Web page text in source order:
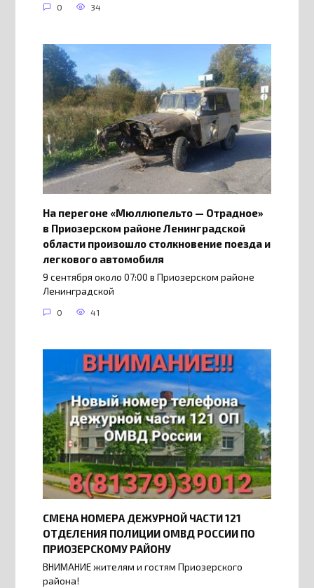
0 34
На перегоне «Мюллюпельто — Отрадное»
в Приозерском районе Ленинградской
области произошло столкновение поезда и
легкового автомобиля
9 сентября около 07:00 в Приозерском районе
Ленинградской
0 41
СМЕНА НОМЕРА ДЕЖУРНОЙ ЧАСТИ 121
ОТДЕЛЕНИЯ ПОЛИЦИИ ОМВД РОССИИ ПО
ПРИОЗЕРСКОМУ РАЙОНУ
ВНИМАНИЕ жителям и гостям Приозерского
района!